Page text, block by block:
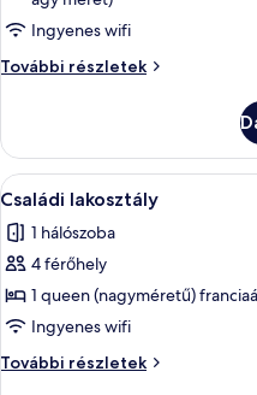
megtekintése:
Standard
Family
Ingyenes wifi
További részletek
Standard
részletei
A
következő
szoba
összes
képének
megtekintése:
Családi
lakosztály
12
Családi lakosztály
1 hálószoba
4 férőhely
1 queen (nagyméretű)
Ingyenes wifi
További részletek
Családi